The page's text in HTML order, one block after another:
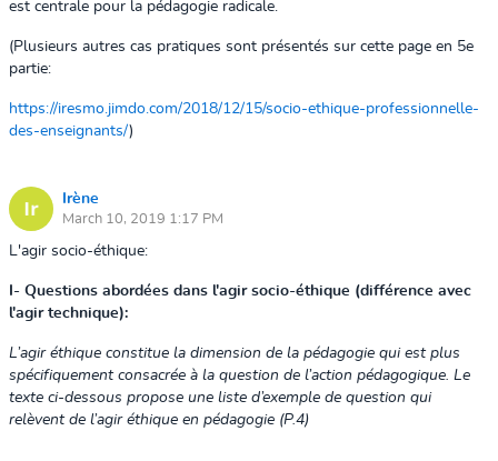
est centrale pour la pédagogie radicale.
(Plusieurs autres cas pratiques sont présentés sur cette page en 5e
partie:
https://iresmo.jimdo.com/2018/12/15/socio-ethique-professionnelle-
des-enseignants/)
Irène
March 10, 2019 1:17 PM
L'agir socio-éthique:
I- Questions abordées dans l'agir socio-éthique (différence avec
l'agir technique):
L’agir éthique constitue la dimension de la pédagogie qui est plus
spécifiquement consacrée à la question de l’action pédagogique. Le
texte ci-dessous propose une liste d’exemple de question qui
relèvent de l’agir éthique en pédagogie (P.4)